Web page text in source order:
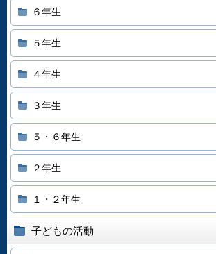
６年生
５年生
４年生
３年生
５・６年生
２年生
１・２年生
子どもの活動